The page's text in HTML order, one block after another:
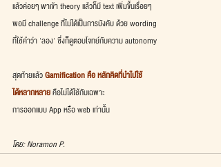
แล้วค่อยๆ พาเข้า theory แล้วก็มี text เพิ่มขึ้นเรื่อยๆ
พอมี challenge ที่ไม่ได้เป็นการบังคับ ด้วย wording
ที่ใช้คำว่า 'ลอง' ซึ่งก็ดูตอบโจทย์กับความ autonomy
สุดท้ายแล้ว Gamification คือ หลักคิดที่นำไปใช้
ได้หลากหลาย คือไม่ได้ใช้กับเฉพาะ
การออกแบบ App หรือ web เท่านั้น
โดย: Noramon P.